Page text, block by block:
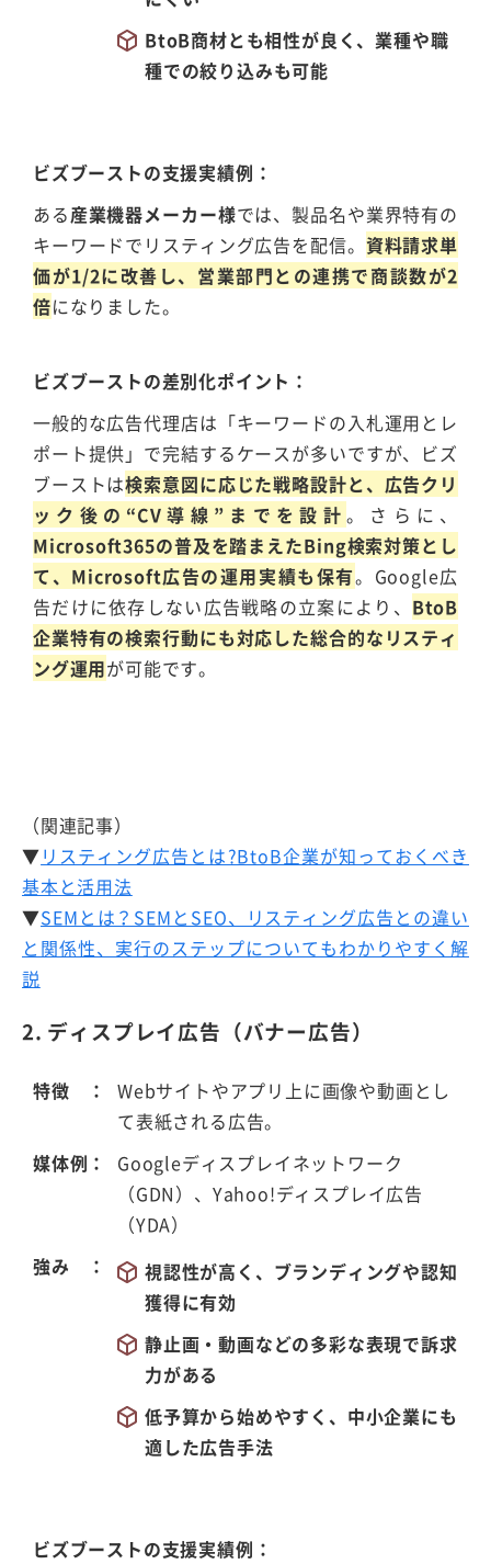
BtoB商材とも相性が良く、業種や職
種での絞り込みも可能
ビズブーストの支援実績例
ある産業機器メーカー様では、製品名や業界特有の
キーワードでリスティング広告を配信。 資料請求単
価が1/2に改善し、営業部門との連携で商談数が2
倍になりました。
ビズブーストの差別化ポイント
一般的な広告代理店は「キーワードの入札運用とレ
ポート提供」で完結するケースが多いですが、ビズ
ブーストは検索意図に応じた戦略設計と、広告クリ
ック後の“CV導線”までを設計 。さらに、
Microsoft365の普及を踏まえたBing検索対策とし
て、Microsoft広告の運用実績も保有。Google広
告だけに依存しない広告戦略の立案により、 BtoB
企業特有の検索行動にも対応した総合的なリスティ
ング運用が可能です。
（関連記事）
▼リスティング広告とは?BtoB企業が知っておくべき
基本と活用法
▼SEMとは？SEMとSEO、リスティング広告との違い
と関係性、実行のステップについてもわかりやすく解
説
2. ディスプレイ広告（バナー広告）
特徴
Webサイトやアプリ上に画像や動画とし
て表紙される広告。
媒体例
Googleディスプレイネットワーク
（GDN）、Yahoo!ディスプレイ広告
（YDA）
強み
視認性が高く、ブランディングや認知
獲得に有効
静止画・動画などの多彩な表現で訴求
力がある
低予算から始めやすく、中小企業にも
適した広告手法
ビズブーストの支援実績例